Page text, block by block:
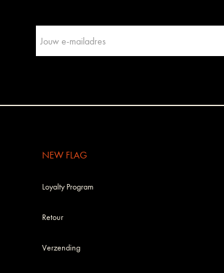
NEW FLAG
Loyalty Program
Retour
Verzending